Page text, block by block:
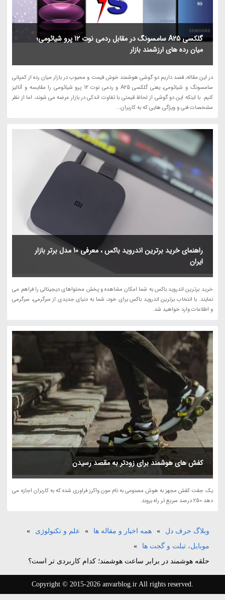
گلکسی A25 سامسونگ در مقابل ردمی نوت 12 پرو شیائومی؛
میان رده های ارزشمند بازار
در این مقاله، قصد داریم دو گوشی هوشمند خوش قیمت و محبوب در بازار میان رده از کمپانی
سامسونگ و شیائومی، یعنی گلکسی A25 و ردمی نوت 12 پرو شیائومی را مقایسه و آنالیز
کنیم. با اینکه این دو گوشی از لحاظ قیمتی با تفاوت اندکی در بازار عرضه می شوند، اما از نظر
مشخصات فنی و ویژگی هایی که به کاربران...
راهنمای خرید برترین اندروید باکس ، معرفی 10 مدل برتر بازار
ایران
خرید برترین اندروید باکس به شما امکان مشاهده و پخش محتواهای دیجیتالی را فراهم می
نمایند. با انتخاب برترین اندروید باکس برای خود، شما به دنیای جدیدی از سرگرمی، سرگرمی
و اطلاعات وارد خواهید شد.
کفش های هوشمند برای زودتر به مقصد رسیدن
یک جفت کفش مجهز به هوش مصنوعی به نام مون واکرز فراوری شده که به کاربران اجازه می
دهد 250 درصد سریع تر راه بروند.
وبلاگ حرف دل » همه اخبار و مقاله ها » علم و تکنولوژی
»
موبایل، تبلت و گجت ها
»
حلقه هوشمند در برابر ساعت هوشمند؛ کدام کاربردی تر است؟
Copyright © 2015-2026 anvarblog.ir All rights reserved.